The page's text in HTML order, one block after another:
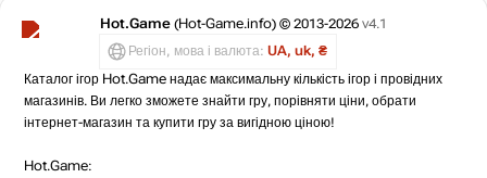
Hot.Game (Hot-Game.info) © 2013-2026 v4.1
Регіон, мова і валюта: UA, uk, ₴
Каталог ігор Hot.Game надає максимальну кількість ігор і провідних
магазинів. Ви легко зможете знайти гру, порівняти ціни, обрати
інтернет-магазин та купити гру за вигідною ціною!
Hot.Game: